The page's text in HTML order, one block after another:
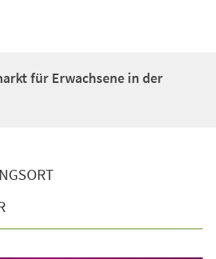
für Erwachsene in der